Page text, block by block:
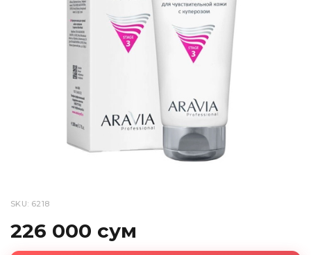
SKU: 6218
226 000 сум